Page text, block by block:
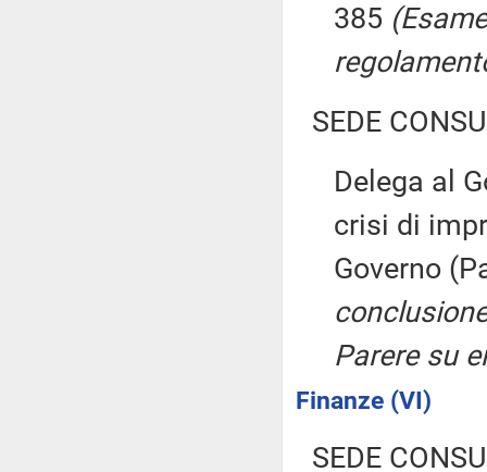
385
SEDE
Delega al
crisi di
Governo
Parere su
Finanze (VI)
SEDE